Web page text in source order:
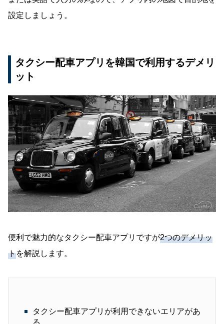
設定しましょう。
タクシー配車アプリを韓国で利用するデメリ
ット
便利で魅力的なタクシー配車アプリですが2つのデメリッ
トを解説します。
タクシー配車アプリが利用できないエリアがあ
る